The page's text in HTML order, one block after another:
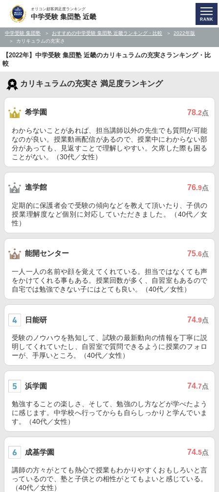
オリコン顧客満足度ランキング
中学受験 集団塾 近畿
中学受験 集団塾 おすすめの中学受験 集団塾 近畿ランキング・比較
2022年版
カリキュラムの充実さ
【2022年】中学受験 集団塾 近畿のカリキュラムの充実さランキング・比
較
カリキュラムの充実さ 満足度ランキング
希学園 78.2点
わからないことがあれば、担当講師以外の先生でも質問が可能
なのが良い。授業動画配信があるので、授業中にわからない部
分があっても、見返すことで理解しやすい。欠席した際も困る
ことがない。（30代／女性）
進学館 76.9点
定期的に保護者会で受験の傾向などを教えて頂いたり、子供の
授業理解度など個別に対応していただきました。（40代／女
性）
能開センター 75.6点
一人一人の名前や顔を覚えてくれている。担当ではなくても声
をかけてくれる事もある。授業回数が多く、自習室もあるので
自宅では勉強できない子にはとても良い。（40代／女性）
日能研 74.9点
受験のノウハウを熟知して、試験の最新動向の情報を丁寧に説
明してくれていたし、自習室で質問できるように授業のフォロ
ーが、手厚いところ。（40代／女性）
浜学園 74.7点
勉強することの楽しさ、そして、勉強のし方などが学べたよう
に感じます。中学校へ行ってからも自らしっかりと学んでいま
す。（40代／女性）
成基学園 74.5点
講師の方々がとても熱心で授業もわかりやすくおもしろいと言
っているので、塾と子供との相性がとてもよいと感じている。
（40代／女性）